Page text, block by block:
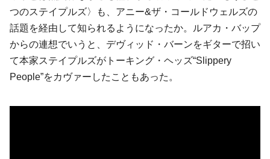
つのステイプルズ〉も、アニー&ザ・コールドウェルズの
話題を経由して知られるようになったか。ルアカ・バップ
からの連想でいうと、デヴィッド・バーンをギターで招い
て本家ステイプルズがトーキング・ヘッズ“Slippery
People”をカヴァーしたこともあった。